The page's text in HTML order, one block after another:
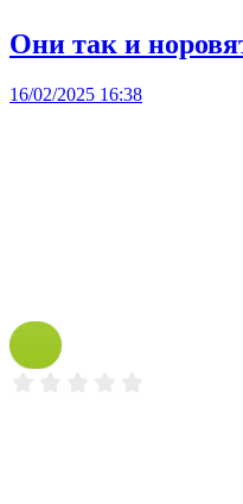
Они так и
16/02/2025 16:38